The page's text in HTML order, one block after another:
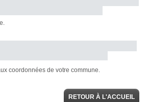
RETOUR À L'ACCUEIL